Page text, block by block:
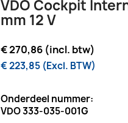
VDO Cockpit
mm 12 V
€ 270,86 (incl. btw)
€ 223,85 (Excl. BTW)
Onderdeel nummer:
VDO 333-035-001G